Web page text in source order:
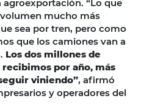
agroexportación. “Lo que
mucho más
sea por tren, pero como
que los camiones van a
Los dos millones de
por año, más
viniendo”, afirmó
y operadores del